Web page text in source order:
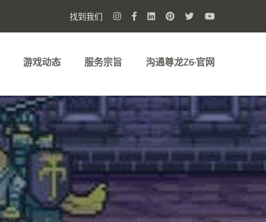
找到我们
游戏动态 服务宗旨 沟通尊龙Z6·官网